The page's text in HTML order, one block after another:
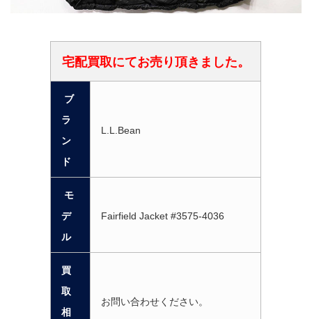
宅配買取にてお売り頂きました。
ブ
ラ
ン
ド
L.L.Bean
モ
デ
ル
Fairfield Jacket #3575-4036
買
取
相
お問い合わせください。